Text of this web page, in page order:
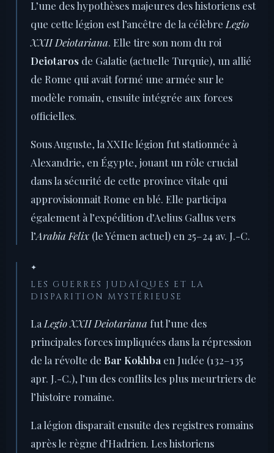
L’une des hypothèses majeures des historiens est
que cette légion est l’ancêtre de la célèbre Legio
XXII Deiotariana. Elle tire son nom du roi
Deiotaros de Galatie (actuelle Turquie), un allié
de Rome qui avait formé une armée sur le
modèle romain, ensuite intégrée aux forces
officielles.
Sous Auguste, la XXIIe légion fut stationnée à
Alexandrie, en Égypte, jouant un rôle crucial
dans la sécurité de cette province vitale qui
approvisionnait Rome en blé. Elle participa
également à l’expédition d’Aelius Gallus vers
l’Arabia Felix (le Yémen actuel) en 25–24 av. J.-C.
✦
LES GUERRES JUDAÏQUES ET LA
DISPARITION MYSTÉRIEUSE
La Legio XXII Deiotariana fut l’une des
principales forces impliquées dans la répression
de la révolte de Bar Kokhba en Judée (132–135
apr. J.-C.), l’un des conflits les plus meurtriers de
l’histoire romaine.
La légion disparaît ensuite des registres romains
après le règne d’Hadrien. Les historiens